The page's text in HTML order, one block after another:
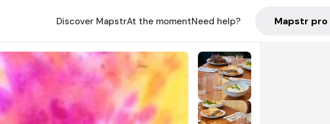
Discover MapstrAt the momentNeed help? Mapstr pro